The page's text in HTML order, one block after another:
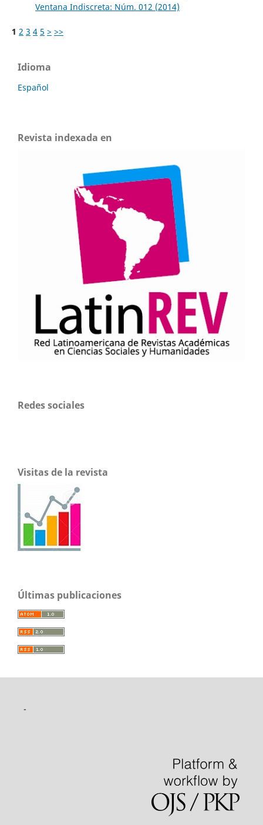
Ventana Indiscreta: Núm. 012 (2014)
1 2 3 4 5 > >>
Idioma
Español
Revista indexada en
Redes sociales
Visitas de la revista
Últimas publicaciones
-